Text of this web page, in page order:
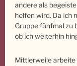
andere als
helfen wird. Da ich
Gruppe fünfmal zu
ob ich weiterhin
Mittlerweile arbeite